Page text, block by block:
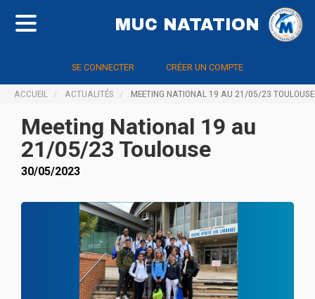
MUC NATATION
SE CONNECTER CRÉER UN COMPTE
ACCUEIL ACTUALITÉS MEETING NATIONAL 19 AU 21/05/23 TOULOUSE
Meeting National 19 au
21/05/23 Toulouse
30/05/2023